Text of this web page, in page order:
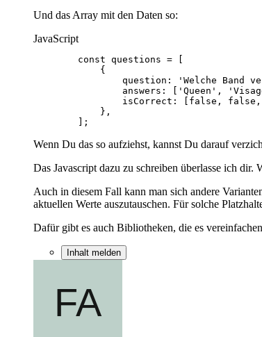
Und das Array mit den Daten so:
JavaScript
        ];
Wenn Du das so aufziehst, kannst Du darauf
Das Javascript dazu zu schreiben überlasse ich
Auch in diesem Fall kann man sich andere
aktuellen Werte auszutauschen. Für solche
Dafür gibt es auch Bibliotheken, die es
Inhalt melden